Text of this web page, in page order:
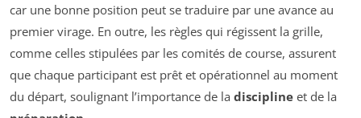
car une bonne position peut se traduire par une avance au
premier virage. En outre, les règles qui régissent la grille,
comme celles stipulées par les comités de course, assurent
que chaque participant est prêt et opérationnel au moment
du départ, soulignant l’importance de la discipline et de la